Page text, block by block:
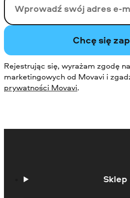
Twój email
Chcę się
Rejestrując się, wyrażam zgodę
marketingowych od Movavi i
prywatności Movavi.
Sklep